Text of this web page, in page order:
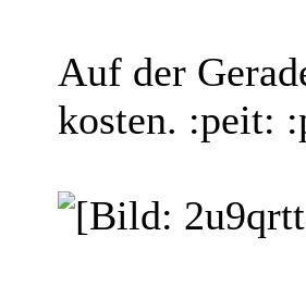
Auf der
kosten. :peit: